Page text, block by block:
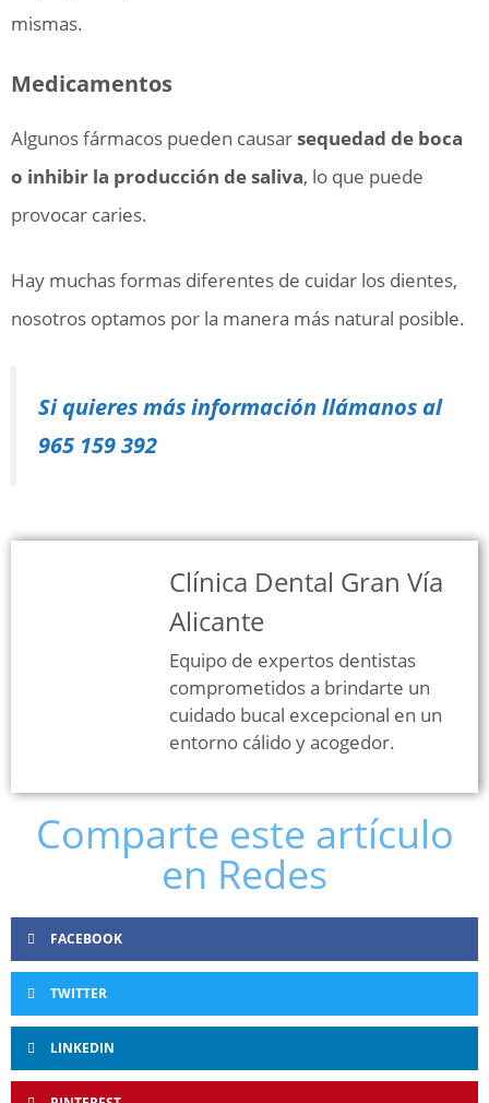
mismas.
Medicamentos
Algunos fármacos pueden causarsequedad de boca
o inhibir la producción de saliva, lo que puede
provocar caries.
Hay muchas formas diferentes de cuidar los dientes,
nosotros optamos por la manera más natural posible.
Si quieres más información llámanos al
965 159 392
Clínica Dental Gran Vía
Alicante
Equipo de expertos dentistas
comprometidos a brindarte un
cuidado bucal excepcional en un
entorno cálido y acogedor.
Comparte este artículo
en Redes
FACEBOOK
TWITTER
LINKEDIN